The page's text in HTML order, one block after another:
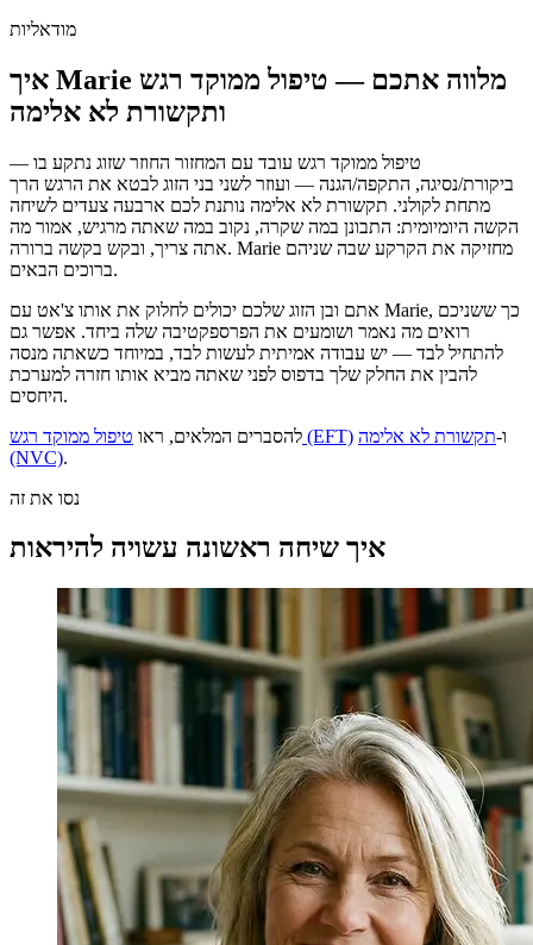
מודאליות
איך Marie מלווה אתכם — טיפול ממוקד רגש
ותקשורת לא אלימה
טיפול ממוקד רגש עובד עם המחזור החוזר שזוג נתקע בו —
ביקורת/נסיגה, התקפה/הגנה — ועוזר לשני בני הזוג לבטא את הרגש הרך
מתחת לקולני. תקשורת לא אלימה נותנת לכם ארבעה צעדים לשיחה
הקשה היומיומית: התבונן במה שקרה, נקוב במה שאתה מרגיש, אמור מה
אתה צריך, ובקש בקשה ברורה. Marie מחזיקה את הקרקע שבה שניהם
ברוכים הבאים.
אתם ובן הזוג שלכם יכולים לחלוק את אותו צ'אט עם Marie, כך ששניכם
רואים מה נאמר ושומעים את הפרספקטיבה שלה ביחד. אפשר גם
להתחיל לבד — יש עבודה אמיתית לעשות לבד, במיוחד כשאתה מנסה
להבין את החלק שלך בדפוס לפני שאתה מביא אותו חזרה למערכת
היחסים.
להסברים המלאים, ראו טיפול ממוקד רגש (EFT) ו-תקשורת לא אלימה
(NVC).
נסו את זה
איך שיחה ראשונה עשויה להיראות